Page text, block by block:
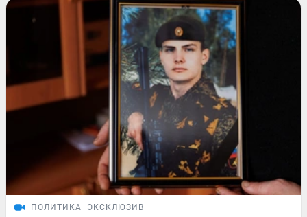
ПОЛИТИКА ЭКСКЛЮЗИВ